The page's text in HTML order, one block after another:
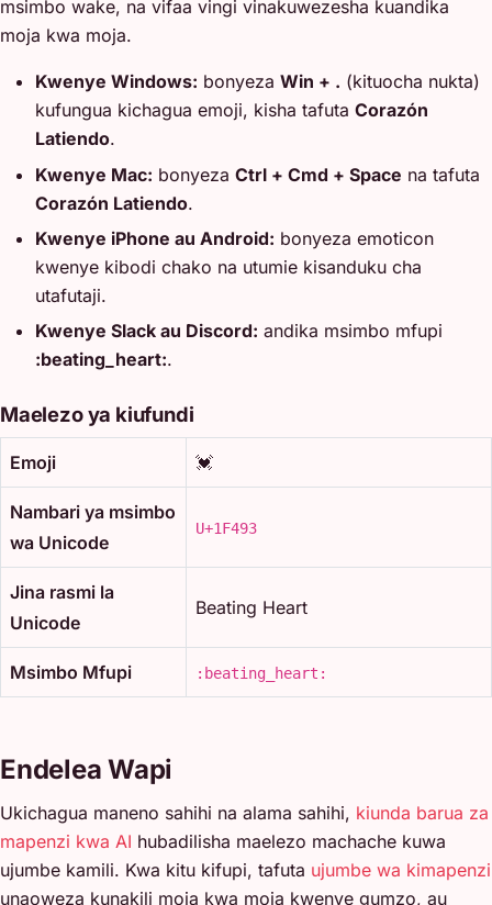
msimbo wake, na vifaa vingi vinakuwezesha kuandika
moja kwa moja.
Kwenye Windows: bonyeza Win + . (kituocha nukta)
kufungua kichagua emoji, kisha tafuta Corazón
Latiendo.
Kwenye Mac: bonyeza Ctrl + Cmd + Space na tafuta
Corazón Latiendo.
Kwenye iPhone au Android: bonyeza emoticon
kwenye kibodi chako na utumie kisanduku cha
utafutaji.
Kwenye Slack au Discord: andika msimbo mfupi
:beating_heart:.
Maelezo ya kiufundi
Emoji 💓
Nambari ya msimbo
wa Unicode
U+1F493
Jina rasmi la
Unicode
Beating Heart
Msimbo Mfupi :beating_heart:
Endelea Wapi
Ukichagua maneno sahihi na alama sahihi, kiunda barua za
mapenzi kwa AI hubadilisha maelezo machache kuwa
ujumbe kamili. Kwa kitu kifupi, tafuta ujumbe wa kimapenzi
unaoweza kunakili moja kwa moja kwenye gumzo, au